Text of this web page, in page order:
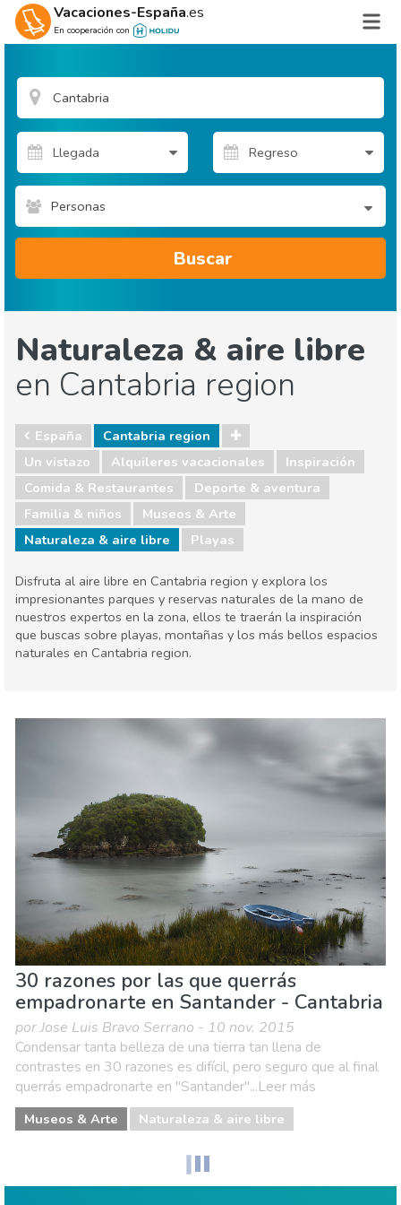
Vacaciones-España.es
En cooperación con
Personas
Buscar
Naturaleza & aire libre
en Cantabria region
España
Cantabria region
Un vistazo
Alquileres vacacionales
Inspiración
Comida & Restaurantes
Deporte & aventura
Familia & niños
Museos & Arte
Naturaleza & aire libre
Playas
Disfruta al aire libre en Cantabria region y explora los
impresionantes parques y reservas naturales de la mano de
nuestros expertos en la zona, ellos te traerán la inspiración
que buscas sobre playas, montañas y los más bellos espacios
naturales en Cantabria region.
Comida & Restaurantes
Deporte & aventura
Naturaleza & aire libre
30 razones por las que querrás
empadronarte en Santander - Cantabria
por Jose Luis Bravo Serrano - 10 nov. 2015
Condensar tanta belleza de una tierra tan llena de
contrastes en 30 razones es difícil, pero seguro que al final
querrás empadronarte en "Santander"...Leer más
Museos & Arte Naturaleza & aire libre